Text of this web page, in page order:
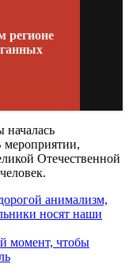
регионе
мероприятии,
Отечественной
анимализм,
носят наши
момент, чтобы